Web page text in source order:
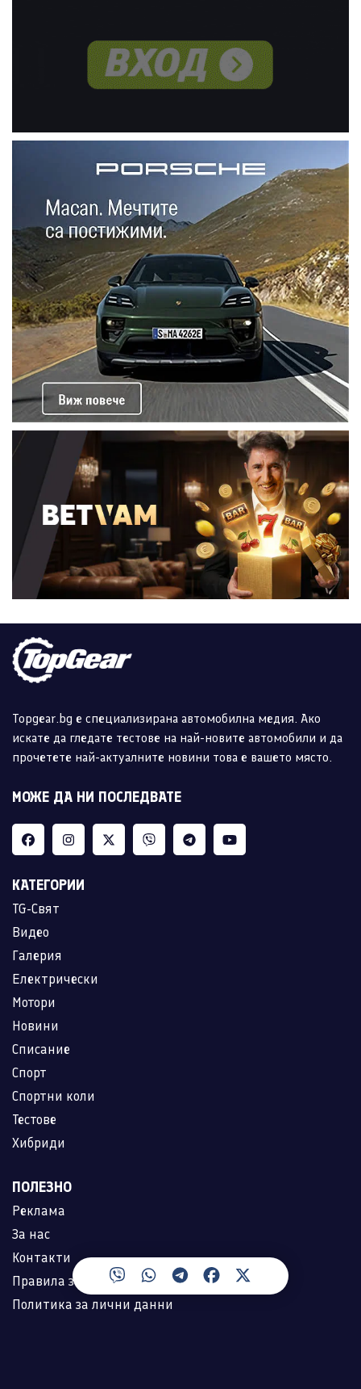
Topgear.bg е специализирана автомобилна медия. Ако
искате да гледате тестове на най-новите автомобили и да
прочетете най-актуалните новини това е вашето място.
МОЖЕ ДА НИ ПОСЛЕДВАТЕ
КАТЕГОРИИ
TG-Свят
Видео
Галерия
Електрически
Мотори
Новини
Списание
Спорт
Спортни коли
Тестове
Хибриди
ПОЛЕЗНО
Реклама
За нас
Контакти
Правила за ползване
Политика за лични данни